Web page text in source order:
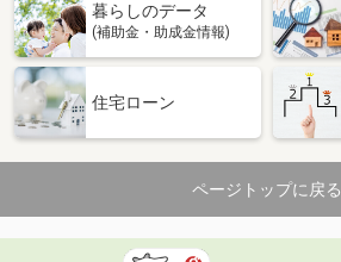
暮らしのデータ
(補助金・助成金情報)
住宅ローン
ページトップに戻る